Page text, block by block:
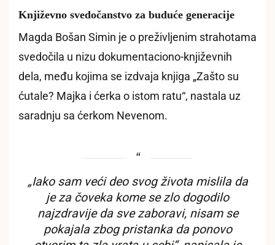
Književno svedočanstvo za buduće generacije
Magda Bošan Simin je o preživljenim strahotama
svedočila u nizu dokumentaciono-književnih
dela, među kojima se izdvaja knjiga „Zašto su
ćutale? Majka i ćerka o istom ratu“, nastala uz
saradnju sa ćerkom Nevenom.
„Iako sam veći deo svog života mislila da
je za čoveka kome se zlo dogodilo
najzdravije da sve zaboravi, nisam se
pokajala zbog pristanka da ponovo